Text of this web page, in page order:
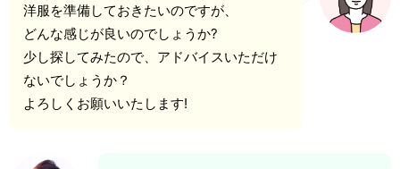
洋服を準備しておきたいのですが、
どんな感じが良いのでしょうか?
少し探してみたので、アドバイスいただけ
ないでしょうか？
よろしくお願いいたします!